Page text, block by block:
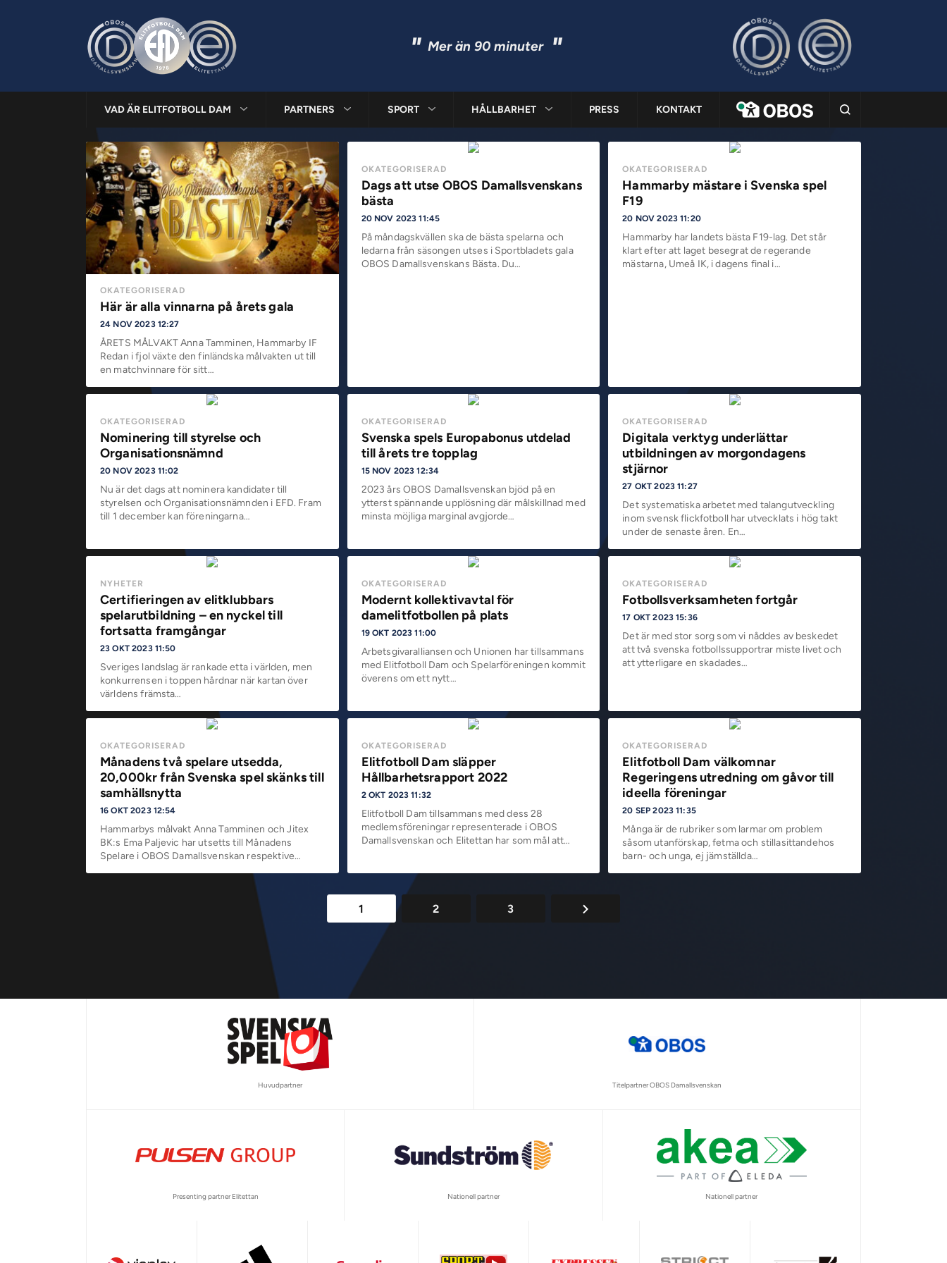
" Mer än 90 minuter "
VAD ÄR ELITFOTBOLL DAM PARTNERS SPORT HÅLLBARHET PRESS KONTAKT
OKATEGORISERAD
Här är alla vinnarna på årets gala
24 NOV 2023 12:27
ÅRETS MÅLVAKT Anna Tamminen, Hammarby IF
Redan i fjol växte den finländska målvakten ut till
en matchvinnare för sitt…
OKATEGORISERAD
Dags att utse OBOS Damallsvenskans
bästa
20 NOV 2023 11:45
På måndagskvällen ska de bästa spelarna och
ledarna från säsongen utses i Sportbladets gala
OBOS Damallsvenskans Bästa. Du…
OKATEGORISERAD
Hammarby mästare i Svenska spel
F19
20 NOV 2023 11:20
Hammarby har landets bästa F19-lag. Det står
klart efter att laget besegrat de regerande
mästarna, Umeå IK, i dagens final i…
OKATEGORISERAD
Nominering till styrelse och
Organisationsnämnd
20 NOV 2023 11:02
Nu är det dags att nominera kandidater till
styrelsen och Organisationsnämnden i EFD. Fram
till 1 december kan föreningarna…
OKATEGORISERAD
Svenska spels Europabonus utdelad
till årets tre topplag
15 NOV 2023 12:34
2023 års OBOS Damallsvenskan bjöd på en
ytterst spännande upplösning där målskillnad med
minsta möjliga marginal avgjorde…
OKATEGORISERAD
Digitala verktyg underlättar
utbildningen av morgondagens
stjärnor
27 OKT 2023 11:27
Det systematiska arbetet med talangutveckling
inom svensk flickfotboll har utvecklats i hög takt
under de senaste åren. En…
NYHETER
Certifieringen av elitklubbars
spelarutbildning – en nyckel till
fortsatta framgångar
23 OKT 2023 11:50
Sveriges landslag är rankade etta i världen, men
konkurrensen i toppen hårdnar när kartan över
världens främsta…
OKATEGORISERAD
Modernt kollektivavtal för
damelitfotbollen på plats
19 OKT 2023 11:00
Arbetsgivaralliansen och Unionen har tillsammans
med Elitfotboll Dam och Spelarföreningen kommit
överens om ett nytt…
OKATEGORISERAD
Fotbollsverksamheten fortgår
17 OKT 2023 15:36
Det är med stor sorg som vi nåddes av beskedet
att två svenska fotbollssupportrar miste livet och
att ytterligare en skadades…
OKATEGORISERAD
Månadens två spelare utsedda,
20,000kr från Svenska spel skänks till
samhällsnytta
16 OKT 2023 12:54
Hammarbys målvakt Anna Tamminen och Jitex
BK:s Ema Paljevic har utsetts till Månadens
Spelare i OBOS Damallsvenskan respektive…
OKATEGORISERAD
Elitfotboll Dam släpper
Hållbarhetsrapport 2022
2 OKT 2023 11:32
Elitfotboll Dam tillsammans med dess 28
medlemsföreningar representerade i OBOS
Damallsvenskan och Elitettan har som mål att…
OKATEGORISERAD
Elitfotboll Dam välkomnar
Regeringens utredning om gåvor till
ideella föreningar
20 SEP 2023 11:35
Många är de rubriker som larmar om problem
såsom utanförskap, fetma och stillasittandehos
barn- och unga, ej jämställda…
1 2 3
Huvudpartner Titelpartner OBOS Damallsvenskan
Presenting partner Elitettan Nationell partner Nationell partner